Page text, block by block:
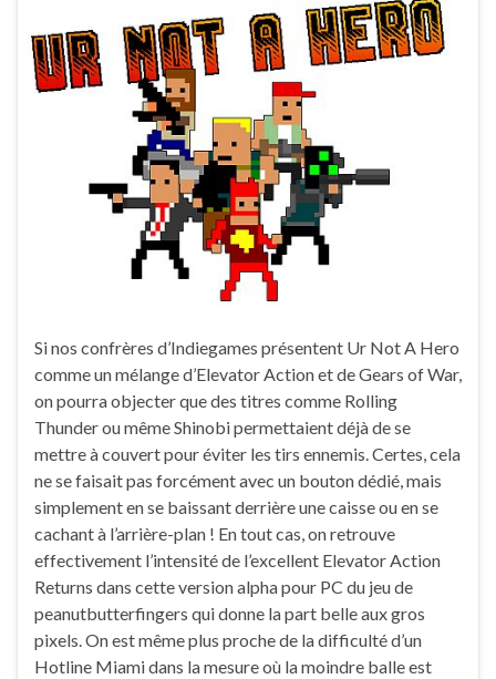
Si nos confrères d’Indiegames présentent Ur Not A Hero
comme un mélange d’Elevator Action et de Gears of War,
on pourra objecter que des titres comme Rolling
Thunder ou même Shinobi permettaient déjà de se
mettre à couvert pour éviter les tirs ennemis. Certes, cela
ne se faisait pas forcément avec un bouton dédié, mais
simplement en se baissant derrière une caisse ou en se
cachant à l’arrière-plan ! En tout cas, on retrouve
effectivement l’intensité de l’excellent Elevator Action
Returns dans cette version alpha pour PC du jeu de
peanutbutterfingers qui donne la part belle aux gros
pixels. On est même plus proche de la difficulté d’un
Hotline Miami dans la mesure où la moindre balle est